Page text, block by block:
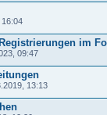
im
09:47
13:13